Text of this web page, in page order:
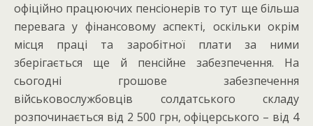
офіційно працюючих пенсіонерів то тут ще більша
перевага у фінансовому аспекті, оскільки окрім
місця праці та заробітної плати за ними
зберігається ще й пенсійне забезпечення. На
сьогодні грошове забезпечення
військовослужбовців солдатського складу
розпочинається від 2 500 грн, офіцерського – від 4